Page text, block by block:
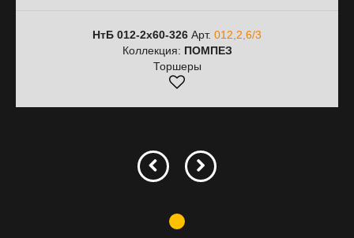
НтБ 012-2х60-326 Арт. 012,2,6/3
Коллекция: ПОМПЕЗ
Торшеры